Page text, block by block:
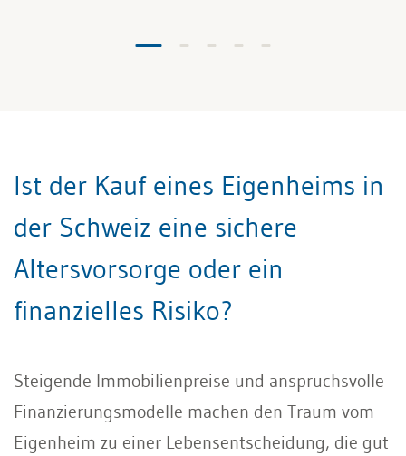
Ist der Kauf eines Eigenheims in
der Schweiz eine sichere
Altersvorsorge oder ein
finanzielles Risiko?
Steigende Immobilienpreise und anspruchsvolle
Finanzierungsmodelle machen den Traum vom
Eigenheim zu einer Lebensentscheidung, die gut